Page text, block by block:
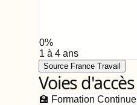
0%
1 à 4 ans
Source France Travail
Voies d'accès
🏫 Formation Continue